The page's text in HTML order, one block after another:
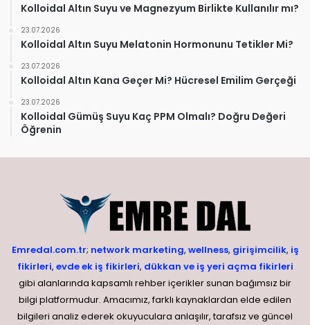
Kolloidal Altın Suyu ve Magnezyum Birlikte Kullanılır mı?
23.07.2026
Kolloidal Altın Suyu Melatonin Hormonunu Tetikler Mi?
23.07.2026
Kolloidal Altın Kana Geçer Mi? Hücresel Emilim Gerçeği
23.07.2026
Kolloidal Gümüş Suyu Kaç PPM Olmalı? Doğru Değeri
Öğrenin
Emredal.com.tr; network marketing, wellness, girişimcilik, iş
fikirleri, evde ek iş fikirleri, dükkan ve iş yeri açma fikirleri
gibi alanlarında kapsamlı rehber içerikler sunan bağımsız bir
bilgi platformudur. Amacımız, farklı kaynaklardan elde edilen
bilgileri analiz ederek okuyuculara anlaşılır, tarafsız ve güncel